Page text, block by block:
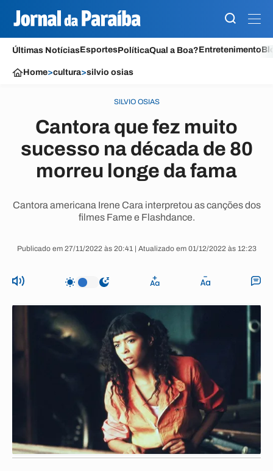
Últimas NotíciasEsportesPolíticaQual a Boa?Entretenimento
Home>cultura>silvio osias
SILVIO OSIAS
Cantora que fez muito
sucesso na década de 80
morreu longe da fama
Cantora americana Irene Cara interpretou as canções dos
filmes Fame e Flashdance.
Publicado em 27/11/2022 às 20:41 | Atualizado em 01/12/2022 às 12:23